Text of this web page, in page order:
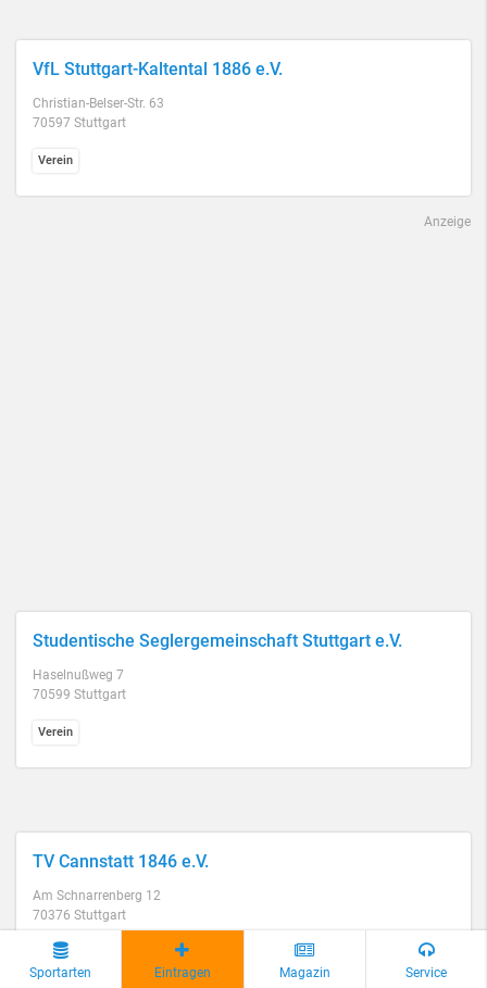
VfL Stuttgart-Kaltental 1886 e.V.
Christian-Belser-Str. 63
70597 Stuttgart
Verein
Anzeige
Studentische Seglergemeinschaft Stuttgart e.V.
Haselnußweg 7
70599 Stuttgart
Verein
TV Cannstatt 1846 e.V.
Am Schnarrenberg 12
70376 Stuttgart
Verein auch Kurse für Kinder / Jugendliche
Sportarten Eintragen Magazin Service